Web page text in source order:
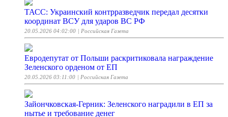
ТАСС: Украинский контрразведчик передал десятки
координат ВСУ для ударов ВС РФ
20.05.2026 04:02:00 | Российская Газета
Евродепутат от Польши раскритиковала награждение
Зеленского орденом от ЕП
20.05.2026 03:11:00 | Российская Газета
Зайончковская-Герник: Зеленского наградили в ЕП за
нытье и требование денег